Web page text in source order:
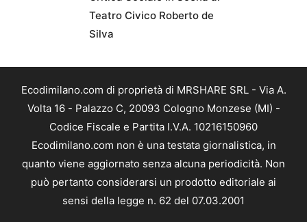
Teatro Civico Roberto de
Silva
Ecodimilano.com di proprietà di MRSHARE SRL - Via A.
Volta 16 - Palazzo C, 20093 Cologno Monzese (MI) -
Codice Fiscale e Partita I.V.A. 10216150960
Ecodimilano.com non è una testata giornalistica, in
quanto viene aggiornato senza alcuna periodicità. Non
può pertanto considerarsi un prodotto editoriale ai
sensi della legge n. 62 del 07.03.2001